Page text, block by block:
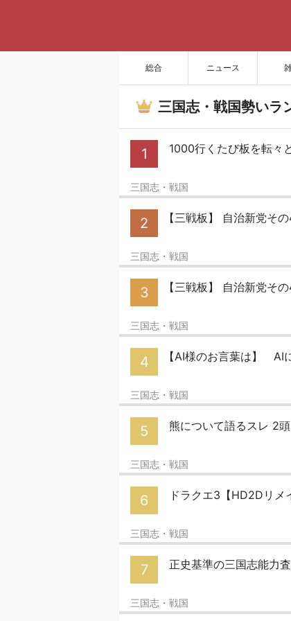
総合 ニュース
三国志・戦国勢いラ
1 1000行くたび板を転々
三国志・戦国
2 【三戦板】 自治新党そ
三国志・戦国
3 【三戦板】 自治新党そ
三国志・戦国
4 【AI様のお言葉は】 AI
三国志・戦国
5 熊について語るスレ 2頭
三国志・戦国
6 ドラクエ3【HD2Dリメ
三国志・戦国
7 正史基準の三国志能力
三国志・戦国